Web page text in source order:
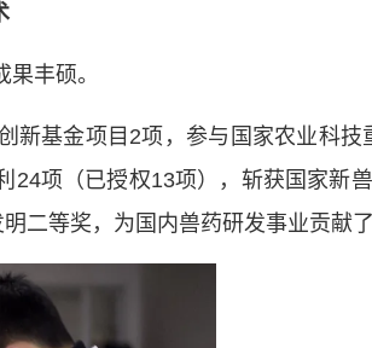
丰硕。
新基金项目2项，参与国家农业科技
项（已授权13项），斩获国家新
二等奖，为国内兽药研发事业贡献了